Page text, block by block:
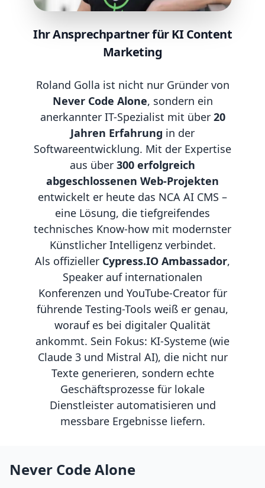
Ihr Ansprechpartner für KI Content
Marketing
Roland Golla ist nicht nur Gründer von
Never Code Alone, sondern ein
anerkannter IT-Spezialist mit über 20
Jahren Erfahrung in der
Softwareentwicklung. Mit der Expertise
aus über 300 erfolgreich
abgeschlossenen Web-Projekten
entwickelt er heute das NCA AI CMS –
eine Lösung, die tiefgreifendes
technisches Know-how mit modernster
Künstlicher Intelligenz verbindet.
Als offizieller Cypress.IO Ambassador,
Speaker auf internationalen
Konferenzen und YouTube-Creator für
führende Testing-Tools weiß er genau,
worauf es bei digitaler Qualität
ankommt. Sein Fokus: KI-Systeme (wie
Claude 3 und Mistral AI), die nicht nur
Texte generieren, sondern echte
Geschäftsprozesse für lokale
Dienstleister automatisieren und
messbare Ergebnisse liefern.
Never Code Alone